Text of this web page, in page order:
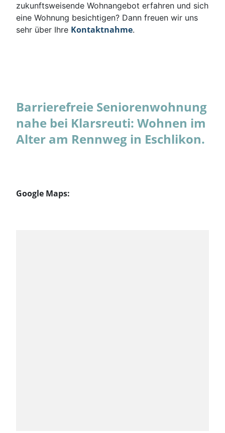
zukunftsweisende Wohnangebot erfahren und sich
eine Wohnung besichtigen? Dann freuen wir uns
sehr über Ihre Kontaktnahme.
Barrierefreie Seniorenwohnung
nahe bei Klarsreuti: Wohnen im
Alter am Rennweg in Eschlikon.
Google Maps: